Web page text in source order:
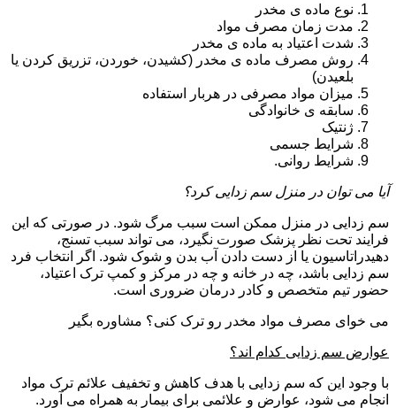
نوع ماده ی مخدر
مدت زمان مصرف مواد
شدت اعتیاد به ماده ی مخدر
روش مصرف ماده ی مخدر (کشیدن، خوردن، تزریق کردن یا
بلعیدن)
میزان مواد مصرفی در هربار استفاده
سابقه ی خانوادگی
ژنتیک
شرایط جسمی
شرایط روانی.
آیا می توان در منزل سم زدایی کرد؟
سم زدایی در منزل ممکن است سبب مرگ شود. در صورتی که این
فرایند تحت نظر پزشک صورت نگیرد، می تواند سبب تسنج،
دهیدراتاسیون یا از دست دادن آب بدن و شوک شود. اگر انتخاب فرد
سم زدایی باشد، چه در خانه و چه در مرکز و کمپ ترک اعتیاد،
حضور تیم متخصص و کادر درمان ضروری است.
می خوای مصرف مواد مخدر رو ترک کنی؟ مشاوره بگیر
عوارض سم زدایی کدام اند؟
با وجود این که سم زدایی با هدف کاهش و تخفیف علائم ترک مواد
انجام می شود، عوارض و علائمی برای بیمار به همراه می آورد.